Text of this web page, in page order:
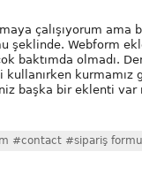
çalışıyorum ama
şeklinde. Webform
baktımda olmadı.
kurmamız
başka bir eklenti var
#contact #sipariş formu